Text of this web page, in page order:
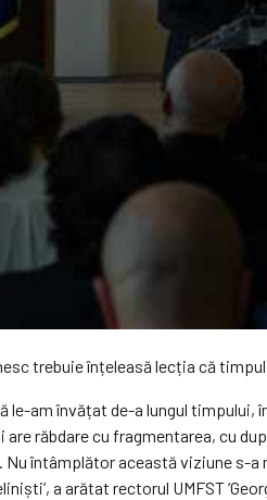
trebuie înțeleasă lecția că
le-am învățat de-a lungul
răbdare cu fragmentarea, cu
întâmplător această viziune s-
a arătat rectorul UMFST